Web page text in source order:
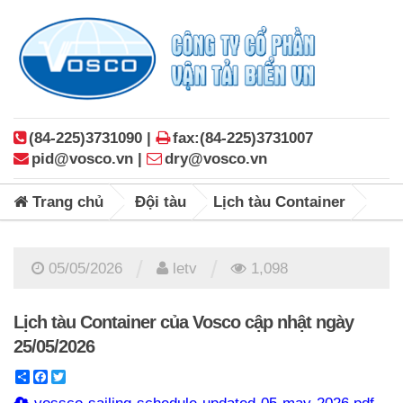
(84-225)3731090 |
fax:(84-225)3731007
pid@vosco.vn |
dry@vosco.vn
Trang chủ Đội tàu Lịch tàu Container
05/05/2026 letv 1,098
Lịch tàu Container của Vosco cập nhật ngày
25/05/2026
ShareFacebook